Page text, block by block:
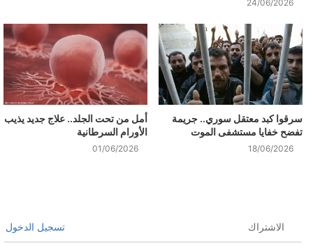
24/06/2026
سرقوا كبد معتقل سوري.. جريمة
تفضح خفايا مستشفى الموت
18/06/2026
أمل من تحت الجلد.. علاج جديد يذيب
الأورام السرطانية
01/06/2026
الاشتراك تسجيل الدخول